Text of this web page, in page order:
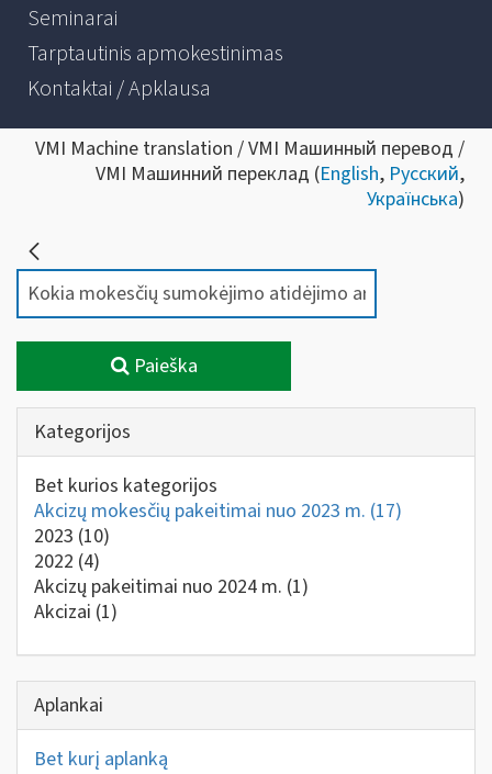
Seminarai
Tarptautinis apmokestinimas
Kontaktai / Apklausa
VMI Machine translation / VMI Машинный перевод /
VMI Машинний переклад (English, Русский,
Українська)
Paieška
Kategorijos
Bet kurios kategorijos
Akcizų mokesčių pakeitimai nuo 2023 m. (17)
2023 (10)
2022 (4)
Akcizų pakeitimai nuo 2024 m. (1)
Akcizai (1)
Aplankai
Bet kurį aplanką